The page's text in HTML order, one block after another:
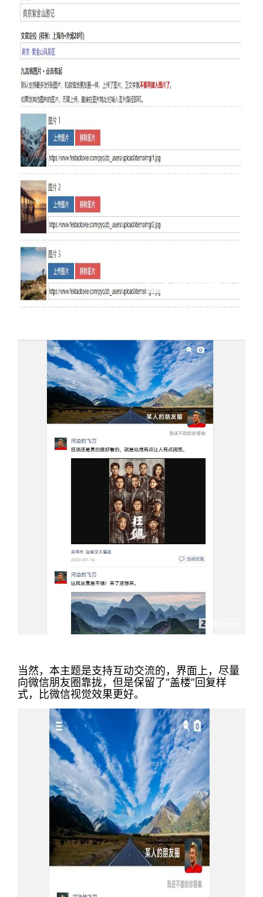
当然，本主题是支持互动交流的，界面上，尽量
向微信朋友圈靠拢，但是保留了“盖楼”回复样
式，比微信视觉效果更好。